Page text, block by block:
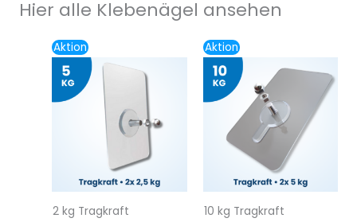
Hier alle Klebenägel ansehen
Aktion
2 kg Tragkraft
Ursprünglicher
Preis
war:
5,95€
Preis
Aktion
10 kg Tragkraft
Ursprünglicher
Preis
war:
6,75€
ist:
5,45€.